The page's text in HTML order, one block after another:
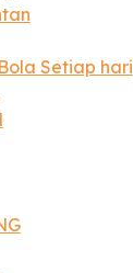
Setiap hari